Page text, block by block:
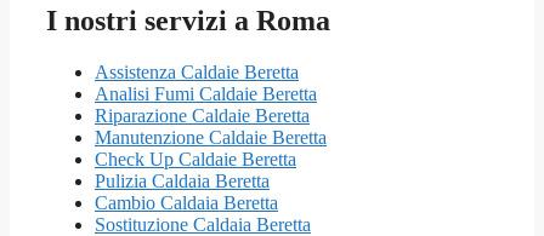
I nostri servizi a Roma
Assistenza Caldaie Beretta
Analisi Fumi Caldaie Beretta
Riparazione Caldaie Beretta
Manutenzione Caldaie Beretta
Check Up Caldaie Beretta
Pulizia Caldaia Beretta
Cambio Caldaia Beretta
Sostituzione Caldaia Beretta